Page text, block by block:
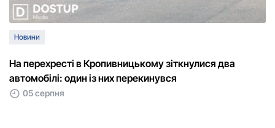
Новини
На перехресті в Кропивницькому зіткнулися два
автомобілі: один із них перекинувся
05 серпня